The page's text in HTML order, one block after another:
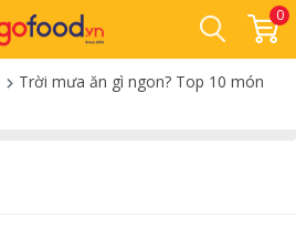
0
Trời mưa ăn gì ngon? Top 10 món